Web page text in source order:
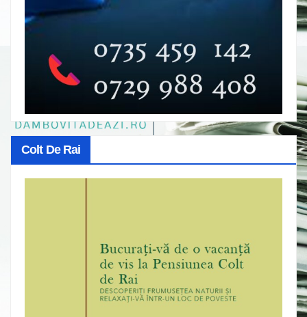
Colt De Rai